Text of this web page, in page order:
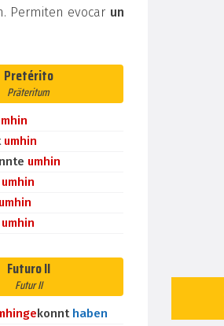
Permiten evocar un
Pretérito
Präteritum
umhin
umhin
umhin
umhin
umhin
Futuro II
Futur II
gekonnt haben